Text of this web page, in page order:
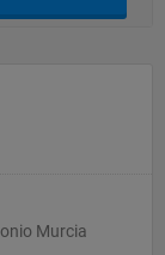
Murcia